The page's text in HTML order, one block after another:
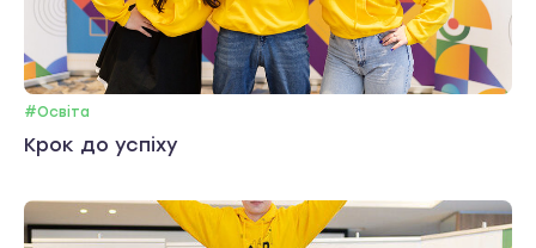
#Освіта
Крок до успіху